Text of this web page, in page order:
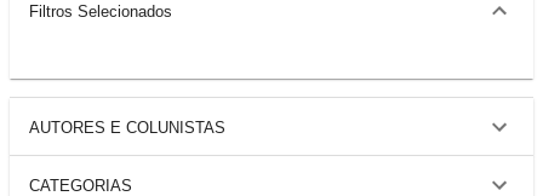
Filtros Selecionados
AUTORES E COLUNISTAS
CATEGORIAS